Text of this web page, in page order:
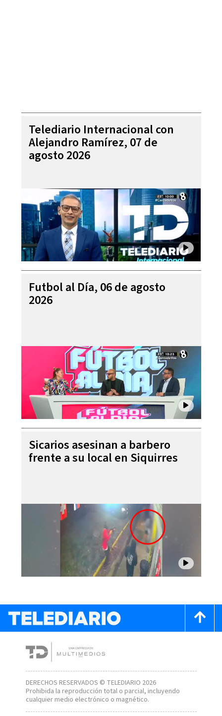
Telediario Internacional con
Alejandro Ramírez, 07 de
agosto 2026
Futbol al Día, 06 de agosto
2026
Sicarios asesinan a barbero
frente a su local en Siquirres
DERECHOS RESERVADOS © TELEDIARIO 2026
Prohibida la reproducción total o parcial, incluyendo
cualquier medio electrónico o magnético.